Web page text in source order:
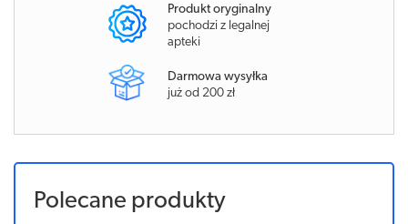
Produkt oryginalny
pochodzi z legalnej
apteki
Darmowa wysyłka
już od 200 zł
Polecane produkty